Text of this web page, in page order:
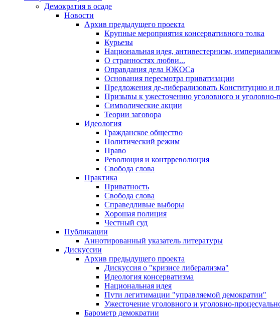
Демократия в осаде
Новости
Архив предыдущего проекта
Крупные мероприятия консервативного толка
Курьезы
Национальная идея, антивестернизм,
О странностях любви...
Оправдания дела ЮКОСа
Основания пересмотра приватизации
Предложения де-либерализовать Конституцию и
Призывы к ужесточению уголовного и уголовно-
Символические акции
Теории заговора
Идеология
Гражданское общество
Политический режим
Право
Революция и контрреволюция
Свобода слова
Практика
Приватность
Свобода слова
Справедливые выборы
Хорошая полиция
Честный суд
Публикации
Аннотированный указатель литературы
Дискуссии
Архив предыдущего проекта
Дискуссия о "кризисе либерализма"
Идеология консерватизма
Национальная идея
Пути легитимации "управляемой демократии"
Ужесточение уголовного и уголовно-
Барометр демократии